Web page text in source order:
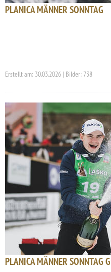
PLANICA MÄNNER SONNTAG
Erstellt am: 30.03.2026 | Bilder: 738
PLANICA MÄNNER SONNTAG